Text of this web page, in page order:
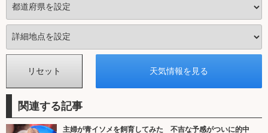
関連する記事
主婦が青イソメを飼育してみた 不吉な予感がついに的中